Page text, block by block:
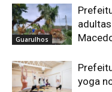
Guarulhos
yoga